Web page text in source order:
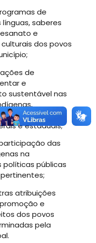
de
saberes
e
dos povos
de
e
sustentável nas
a
e estaduais;
das
na
políticas públicas
atribuições
e
dos povos
pela